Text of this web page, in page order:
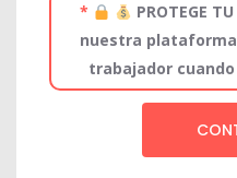
*
PROTEGE
nuestra
trabajador